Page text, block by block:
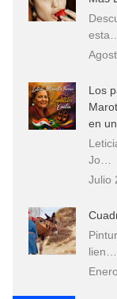
esta…
Los
en
Jo…
Julio
lien…